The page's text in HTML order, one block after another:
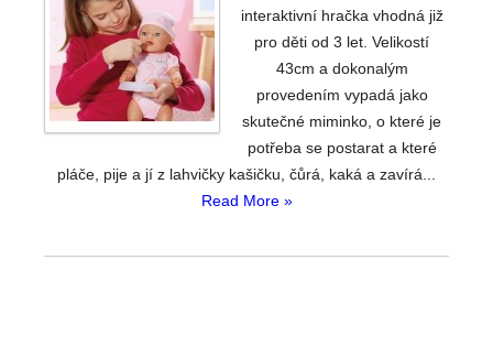
interaktivní hračka vhodná již
pro děti od 3 let. Velikostí
43cm a dokonalým
provedením vypadá jako
skutečné miminko, o které je
potřeba se postarat a které
pláče, pije a jí z lahvičky kašičku, čůrá, kaká a zavírá...
Read More »